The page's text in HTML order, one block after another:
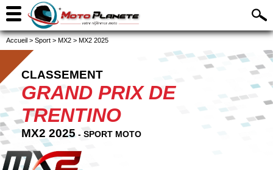
Accueil > Sport > MX2 > MX2 2025
CLASSEMENT
GRAND PRIX DE
TRENTINO
MX2 2025- SPORT MOTO